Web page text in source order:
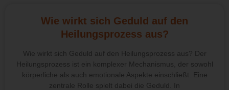
Wie wirkt sich Geduld auf den
Heilungsprozess aus?
Wie wirkt sich Geduld auf den Heilungsprozess aus? Der
Heilungsprozess ist ein komplexer Mechanismus, der sowohl
körperliche als auch emotionale Aspekte einschließt. Eine
zentrale Rolle spielt dabei die Geduld. In